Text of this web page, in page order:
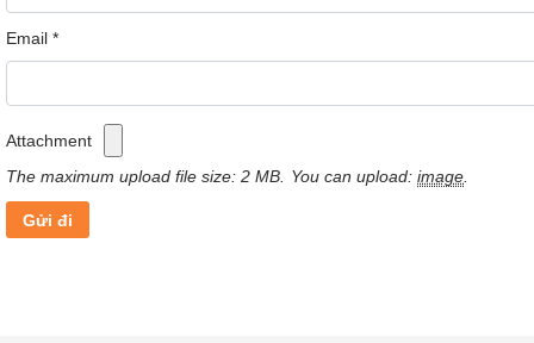
Tôi muốn kiểm tra đơn hàng đã đặt thì làm như thế
nào? Vào đâu để kiểm tra?
Email *
Attachment
The maximum upload file size: 2 MB.
You can upload: image